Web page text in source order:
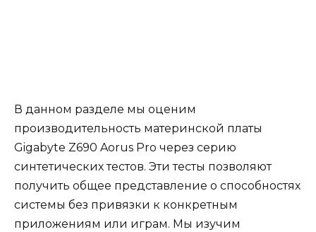
В данном разделе мы оценим
производительность материнской платы
Gigabyte Z690 Aorus Pro через серию
синтетических тестов. Эти тесты позволяют
получить общее представление о способностях
системы без привязки к конкретным
приложениям или играм. Мы изучим